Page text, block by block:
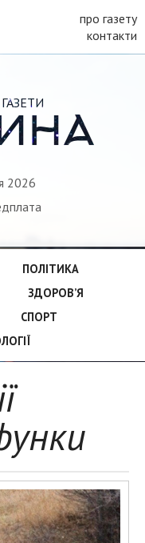
про газету
контакти
2026
ПОЛІТИКА
ЗДОРОВ’Я
СПОРТ